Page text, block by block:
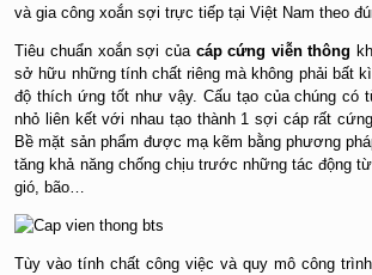
và gia công xoắn sợi trực tiếp tại Việt Nam theo
Tiêu chuẩn xoắn sợi của cáp cứng viễn thông
sở hữu những tính chất riêng mà không phải bất
độ thích ứng tốt như vậy. Cấu tạo của chúng có
nhỏ liên kết với nhau tạo thành 1 sợi cáp rất
Bề mặt sản phẩm được mạ kẽm bằng phương
tăng khả năng chống chịu trước những tác động
gió, bão…
Tùy vào tính chất công việc và quy mô công